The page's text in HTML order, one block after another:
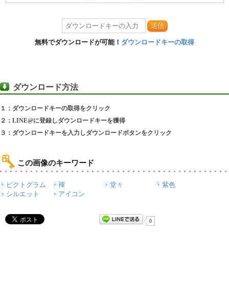
送信
無料でダウンロードが可能！ ダウンロードキーの取得
ダウンロード方法
１：ダウンロードキーの取得をクリック
２：LINE@に登録しダウンロードキーを獲得
３：ダウンロードキーを入力しダウンロードボタンをクリック
この画像のキーワード
ピクトグラム 褌 堂々
紫色
シルエット
アイコン
0